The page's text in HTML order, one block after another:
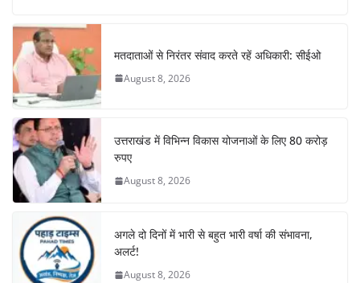
b
o
o
k
A
p
p
m n
मतदाताओं से निरंतर संवाद करते रहें अधिकारी: सीईओ
August 8, 2026
उत्तराखंड में विभिन्न विकास योजनाओं के लिए 80 करोड़
रुपए
August 8, 2026
अगले दो दिनों में भारी से बहुत भारी वर्षा की संभावना,
अलर्ट!
August 8, 2026